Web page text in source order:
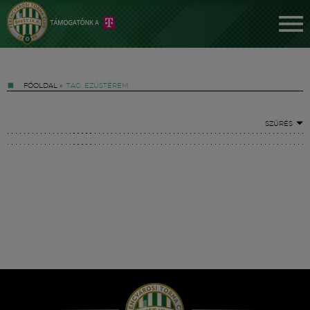
FŐOLDAL » TAG: EZÜSTÉREM
SZŰRÉS
Hírek